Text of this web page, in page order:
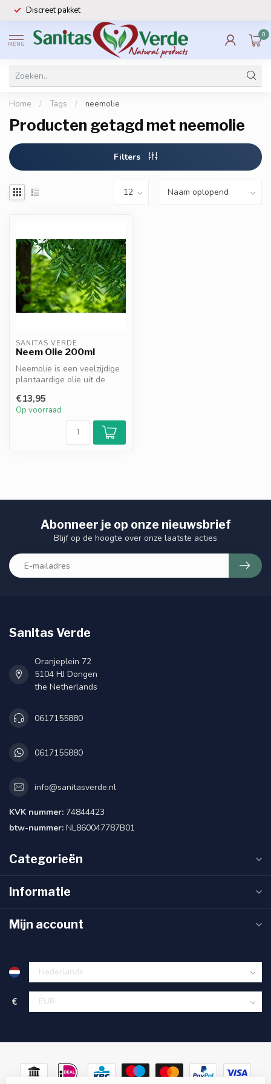
Discreet pakket
MENU
0
Home / Tags / neemolie
Producten getagd met neemolie
Filters
SANITAS VERDE
Neem Olie 200ml
Neemolie is een veelzijdige
plantaardige olie uit de
hui...
€13,95
Op voorraad
Abonneer je op onze nieuwsbrief
Blijf op de hoogte over onze laatste acties
Sanitas Verde
Oranjeplein 72
5104 HJ Dongen
the Netherlands
0617155880
0617155880
info@sanitasverde.nl
KVK nummer: 74844423
btw-nummer: NL860047787B01
Categorieën
Informatie
Mijn account
€